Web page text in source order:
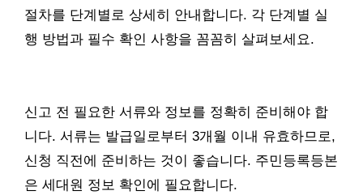
절차를 단계별로 상세히 안내합니다. 각 단계별 실
행 방법과 필수 확인 사항을 꼼꼼히 살펴보세요.
신고 전 필요한 서류와 정보를 정확히 준비해야 합
니다. 서류는 발급일로부터 3개월 이내 유효하므로,
신청 직전에 준비하는 것이 좋습니다. 주민등록등본
은 세대원 정보 확인에 필요합니다.